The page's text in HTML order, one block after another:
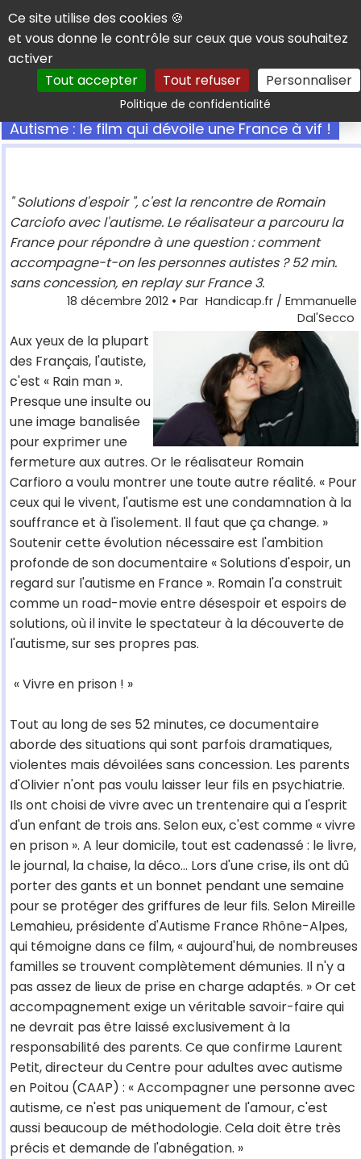
Panneau de gestion des cookies
Ce site utilise des cookies 🍪
et vous donne le contrôle sur ceux que vous souhaitez
activer
Tout accepter
Tout refuser Personnaliser
Politique de confidentialitéRechercher
Autisme : le film qui dévoile une France à vif !
" Solutions d'espoir ", c'est la rencontre de Romain
Carciofo avec l'autisme. Le réalisateur a parcouru la
France pour répondre à une question : comment
accompagne-t-on les personnes autistes ? 52 min.
sans concession, en replay sur France 3.
18 décembre 2012• Par Handicap.fr / Emmanuelle
Dal'Secco
Aux yeux de la plupart
des Français, l'autiste,
c'est « Rain man ».
Presque une insulte ou
une image banalisée
pour exprimer une
fermeture aux autres. Or le réalisateur Romain
Carfioro a voulu montrer une toute autre réalité. « Pour
ceux qui le vivent, l'autisme est une condamnation à la
souffrance et à l'isolement. Il faut que ça change. »
Soutenir cette évolution nécessaire est l'ambition
profonde de son documentaire « Solutions d'espoir, un
regard sur l'autisme en France ». Romain l'a construit
comme un road-movie entre désespoir et espoirs de
solutions, où il invite le spectateur à la découverte de
l'autisme, sur ses propres pas.
« Vivre en prison ! »
Tout au long de ses 52 minutes, ce documentaire
aborde des situations qui sont parfois dramatiques,
violentes mais dévoilées sans concession. Les parents
d'Olivier n'ont pas voulu laisser leur fils en psychiatrie.
Ils ont choisi de vivre avec un trentenaire qui a l'esprit
d'un enfant de trois ans. Selon eux, c'est comme « vivre
en prison ». A leur domicile, tout est cadenassé : le livre,
le journal, la chaise, la déco... Lors d'une crise, ils ont dû
porter des gants et un bonnet pendant une semaine
pour se protéger des griffures de leur fils. Selon Mireille
Lemahieu, présidente d'Autisme France Rhône-Alpes,
qui témoigne dans ce film, « aujourd'hui, de nombreuses
familles se trouvent complètement démunies. Il n'y a
pas assez de lieux de prise en charge adaptés. » Or cet
accompagnement exige un véritable savoir-faire qui
ne devrait pas être laissé exclusivement à la
responsabilité des parents. Ce que confirme Laurent
Petit, directeur du Centre pour adultes avec autisme
en Poitou (CAAP) : « Accompagner une personne avec
autisme, ce n'est pas uniquement de l'amour, c'est
aussi beaucoup de méthodologie. Cela doit être très
précis et demande de l'abnégation. »